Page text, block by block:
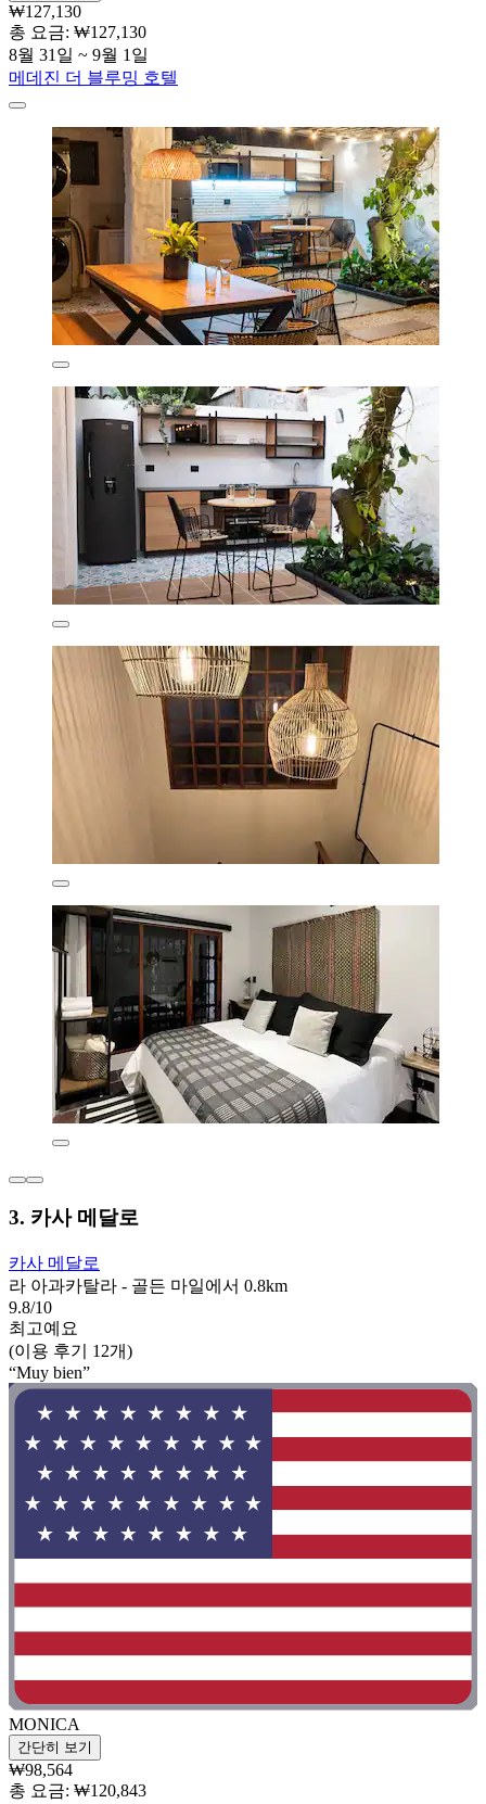
₩127,130
총 요금: ₩127,130
8월 31일 ~ 9월 1일
메데진 더 블루밍 호텔
3. 카사 메달로
카사 메달로
라 아과카탈라 - 골든 마일에서 0.8km
9.8/10
최고예요
(이용 후기 12개)
“Muy bien”
MONICA
간단히 보기
₩98,564
총 요금: ₩120,843